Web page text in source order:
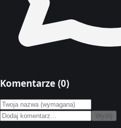
Komentarze (0)
Wyślij